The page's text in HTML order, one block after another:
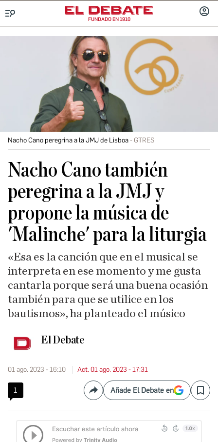
FUNDADO EN 1910
Nacho Cano peregrina a la JMJ de Lisboa GTRES
Nacho Cano también
peregrina a la JMJ y
propone la música de
'Malinche' para la liturgia
«Esa es la canción que en el musical se
interpreta en ese momento y me gusta
cantarla porque será una buena ocasión
también para que se utilice en los
bautismos», ha planteado el músico
El Debate
01 ago. 2023 - 16:10 Act. 01 ago. 2023 - 17:31
1 CompartirAñade El Debate en Save